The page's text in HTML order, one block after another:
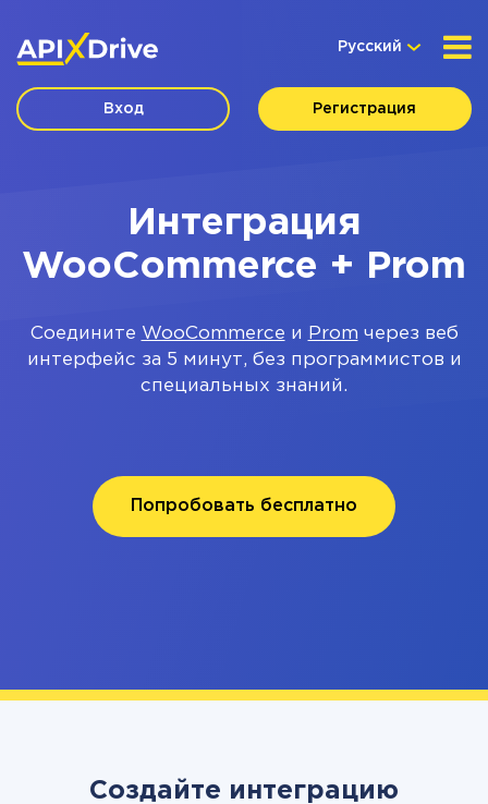
Русский
Вход Регистрация
Интеграция
WooCommerce + Prom
Соедините WooCommerce и Prom через веб
интерфейс за 5 минут, без программистов и
специальных знаний.
Попробовать бесплатно
Создайте интеграцию